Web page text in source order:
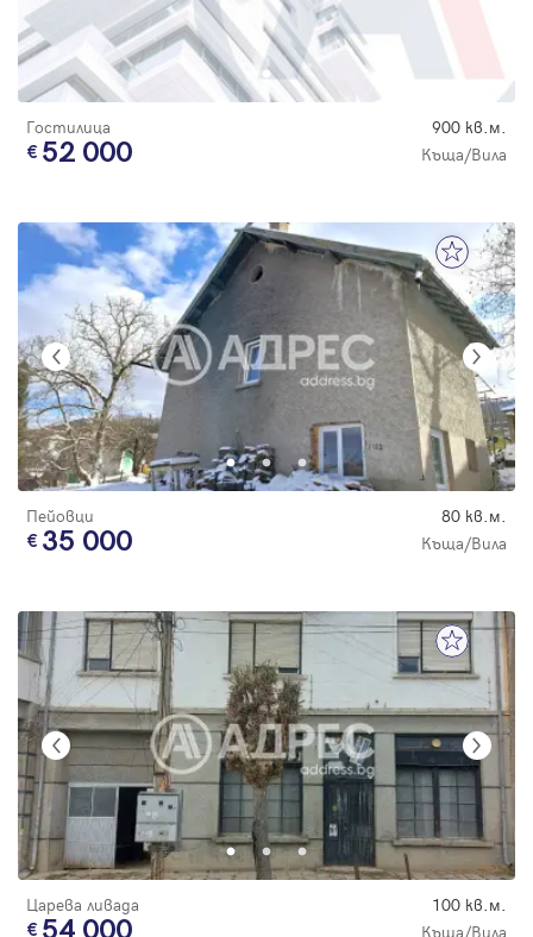
Гостилица 900 кв.м.
52 000 Къща/Вила
Пейовци 80 кв.м.
35 000 Къща/Вила
Царева ливада 100 кв.м.
Къща/Вила